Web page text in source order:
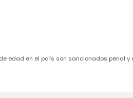
edad en el país son sancionados penal